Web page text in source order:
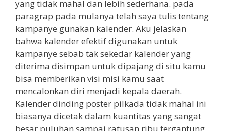
yang tidak mahal dan lebih sederhana. pada
paragrap pada mulanya telah saya tulis tentang
kampanye gunakan kalender. Aku jelaskan
bahwa kalender efektif digunakan untuk
kampanye sebab tak sekedar kalender yang
diterima disimpan untuk dipajang di situ kamu
bisa memberikan visi misi kamu saat
mencalonkan diri menjadi kepala daerah.
Kalender dinding poster pilkada tidak mahal ini
biasanya dicetak dalam kuantitas yang sangat